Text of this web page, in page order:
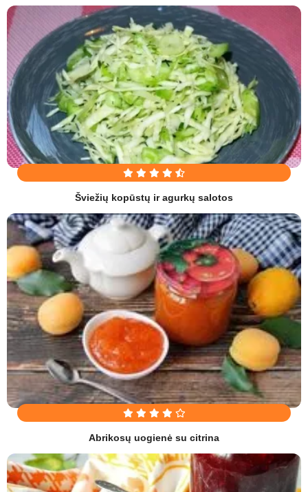
Šviežių kopūstų ir agurkų salotos
Abrikosų uogienė su citrina